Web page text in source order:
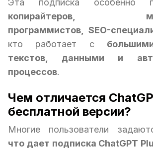
Эта подписка особенно
копирайтеров,
программистов, SEO-
кто работает с
текстов, данными и
процессов.
Чем отличается
бесплатной версии?
Многие пользователи
что дает подписка ChatGPT